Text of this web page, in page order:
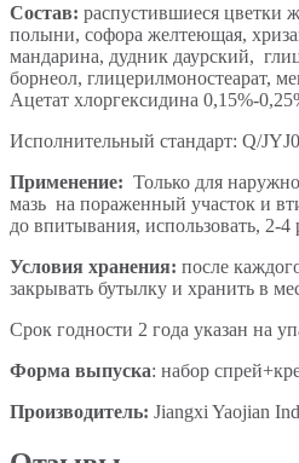
Состав: распустившиеся цветки
полыни, софора желтеющая,
мандарина, дудник даурский,
борнеол, глицерилмоностеарат,
Ацетат хлоргексидина 0,15%-
Исполнительный стандарт: Q/
Применение: Только для
мазь на пораженный участок и
до впитывания, использовать, 2-4
Условия хранения: после
закрывать бутылку и хранить в
Срок годности 2 года указан на
Форма выпуска: набор
Производитель: Jiangxi Yaojian